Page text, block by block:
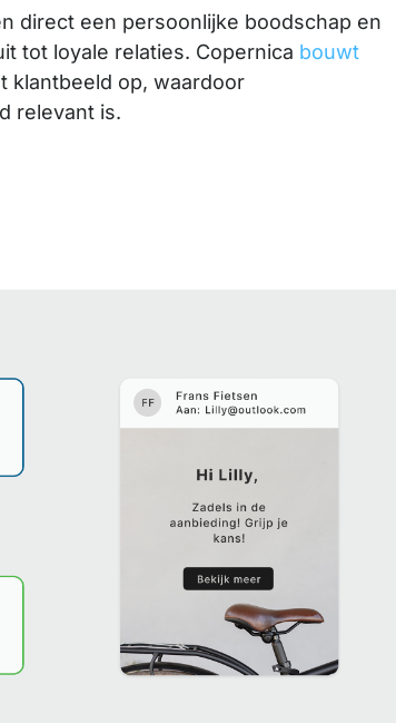
direct een persoonlijke boodschap en
tot loyale relaties. Copernica bouwt
klantbeeld op, waardoor
relevant is.